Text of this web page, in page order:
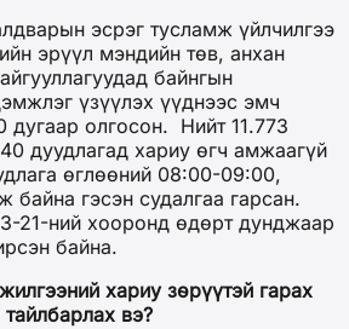
эсрэг тусламж үйлчилгээ
эрүүл мэндийн төв, анхан
байнгын
үзүүлэх үүднээс эмч
дугаар олгосон. Нийт 11.773
дуудлагад хариу өгч амжаагүй
өглөөний 08:00-09:00,
байна гэсэн судалгаа гарсан.
21-ний хооронд өдөрт дунджаар
байна.
хариу зөрүүтэй гарах
вэ?